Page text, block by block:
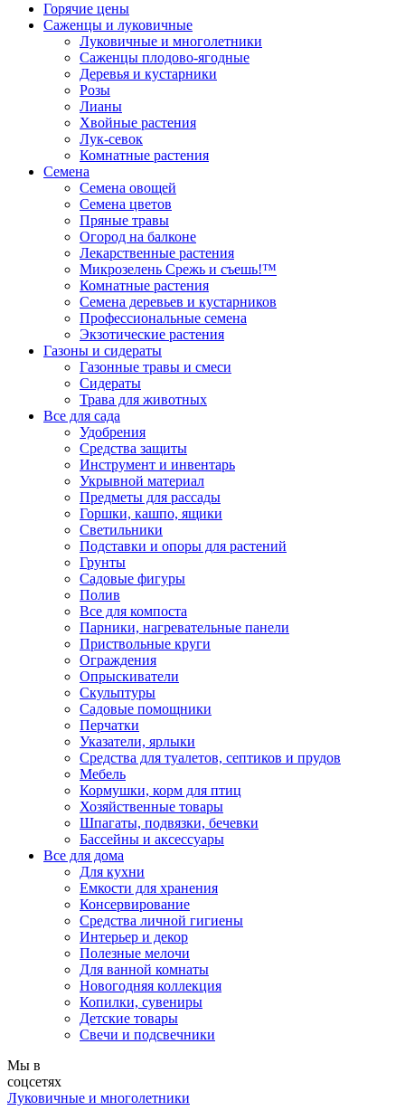
Горячие цены
Саженцы и луковичные
Луковичные и многолетники
Саженцы плодово-ягодные
Деревья и кустарники
Розы
Лианы
Хвойные растения
Лук-севок
Комнатные растения
Семена
Семена овощей
Семена цветов
Пряные травы
Огород на балконе
Лекарственные растения
Микрозелень Срежь и съешь!™
Комнатные растения
Семена деревьев и кустарников
Профессиональные семена
Экзотические растения
Газоны и сидераты
Газонные травы и смеси
Сидераты
Трава для животных
Все для сада
Удобрения
Средства защиты
Инструмент и инвентарь
Укрывной материал
Предметы для рассады
Горшки, кашпо, ящики
Светильники
Подставки и опоры для растений
Грунты
Садовые фигуры
Полив
Все для компоста
Парники, нагревательные панели
Приствольные круги
Ограждения
Опрыскиватели
Скульптуры
Садовые помощники
Перчатки
Указатели, ярлыки
Средства для туалетов, септиков и прудов
Мебель
Кормушки, корм для птиц
Хозяйственные товары
Шпагаты, подвязки, бечевки
Бассейны и аксессуары
Все для дома
Для кухни
Емкости для хранения
Консервирование
Средства личной гигиены
Интерьер и декор
Полезные мелочи
Для ванной комнаты
Новогодняя коллекция
Копилки, сувениры
Детские товары
Свечи и подсвечники
Мы в
соцсетях
Луковичные и многолетники